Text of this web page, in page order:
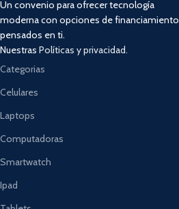
Un convenio para ofrecer tecnología
moderna con opciones de financiamiento
pensados en ti.
Nuestras Políticas y privacidad.
Categorias
Celulares
Laptops
Computadoras
Smartwatch
Ipad